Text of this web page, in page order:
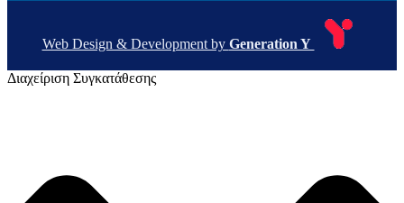
Web Design & Development by Generation Y
Διαχείριση Συγκατάθεσης